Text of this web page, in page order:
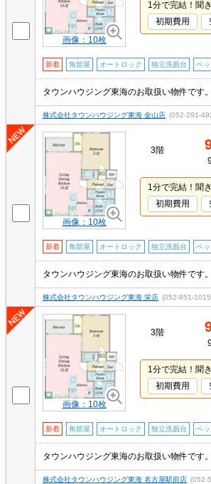
画像：10枚
1分で完結！聞
初期費用
新着 角部屋 オートロック 独立洗面台 ペ
タウンハウジング東海のお取扱い物件です
株式会社タウンハウジング東海 金山店 (052-291-
画像：10枚
3階
1分で完結！聞
初期費用
新着 角部屋 オートロック 独立洗面台 ペ
タウンハウジング東海のお取扱い物件です
株式会社タウンハウジング東海 栄店 (052-951-
画像：10枚
3階
1分で完結！聞
初期費用
新着 角部屋 オートロック 独立洗面台 ペ
タウンハウジング東海のお取扱い物件です
株式会社タウンハウジング東海 名古屋駅前店 (052-